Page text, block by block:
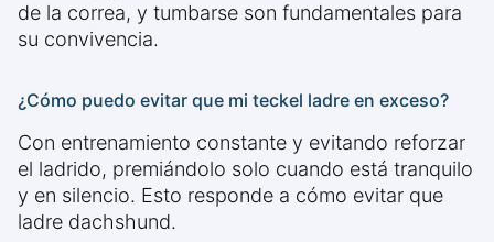
de la correa, y tumbarse son fundamentales para
su convivencia.
¿Cómo puedo evitar que mi teckel ladre en exceso?
Con entrenamiento constante y evitando reforzar
el ladrido, premiándolo solo cuando está tranquilo
y en silencio. Esto responde a cómo evitar que
ladre dachshund.